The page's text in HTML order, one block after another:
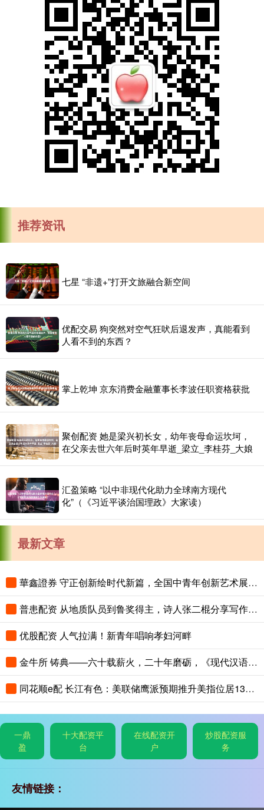
推荐资讯
七星 “非遗+”打开文旅融合新空间
优配交易 狗突然对空气狂吠后退发声，真能看到
人看不到的东西？
掌上乾坤 京东消费金融董事长李波任职资格获批
聚创配资 她是梁兴初长女，幼年丧母命运坎坷，
在父亲去世六年后时英年早逝_梁立_李桂芬_大娘
汇盈策略 “以中非现代化助力全球南方现代
化”（《习近平谈治国理政》大家读）
最新文章
華鑫證券 守正创新绘时代新篇，全国中青年创新艺术展登陆中国美术馆
普患配资 从地质队员到鲁奖得主，诗人张二棍分享写作与人生：“因为苍天在上，我愿埋首人间”
优股配资 人气拉满！新青年唱响孝妇河畔
金牛所 铸典——六十载薪火，二十年磨砺，《现代汉语大词典》出版
同花顺e配 长江有色：美联储鹰派预期推升美指位居13个月高位 25日镍价或小跌
一鼎
盈
十大配资平
台
在线配资开
户
炒股配资服
务
友情链接：